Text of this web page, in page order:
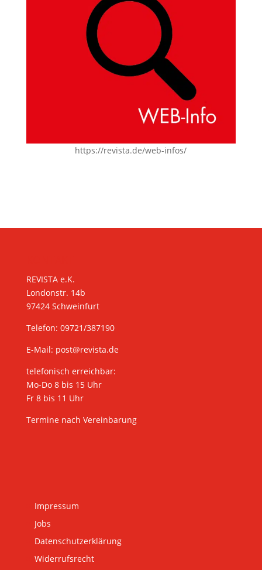
https://revista.de/web-infos/
REVISTA e.K.
Londonstr. 14b
97424 Schweinfurt
Telefon: 09721/387190
E-Mail: post@revista.de
telefonisch erreichbar:
Mo-Do 8 bis 15 Uhr
Fr 8 bis 11 Uhr
Termine nach Vereinbarung
Impressum
Jobs
Datenschutzerklärung
Widerrufsrecht